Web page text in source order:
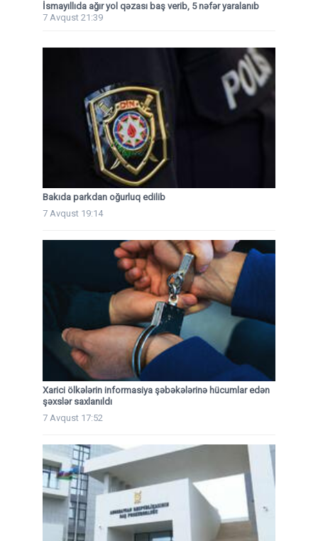
İsmayıllıda ağır yol qəzası baş verib, 5 nəfər yaralanıb
7 Avqust 21:39
Bakıda parkdan oğurluq edilib
7 Avqust 19:14
Xarici ölkələrin informasiya şəbəkələrinə hücumlar edən
şəxslər saxlanıldı
7 Avqust 17:52